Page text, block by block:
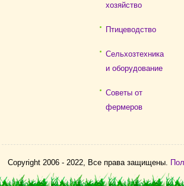
хозяйство
Птицеводство
Сельхозтехника
и оборудование
Советы от
фермеров
Copyright 2006 - 2022, Все права защищены.